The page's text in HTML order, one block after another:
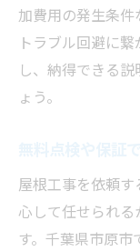
加費用の発生条件
トラブル回避に
し、納得できる
ょう。
屋根工事を依頼
心して任せられ
す。千葉県市原